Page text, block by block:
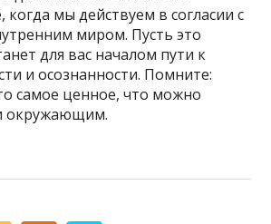
когда мы действуем в согласии с
миром. Пусть это
для вас началом пути к
и осознанности. Помните:
самое ценное, что можно
окружающим.